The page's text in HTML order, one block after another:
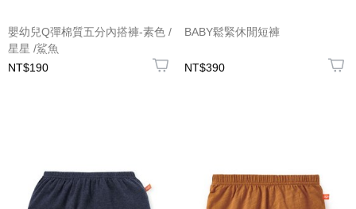
嬰幼兒Q彈棉質五分內搭褲-素色 /
星星 /鯊魚
NT$190
BABY鬆緊休閒短褲
NT$390